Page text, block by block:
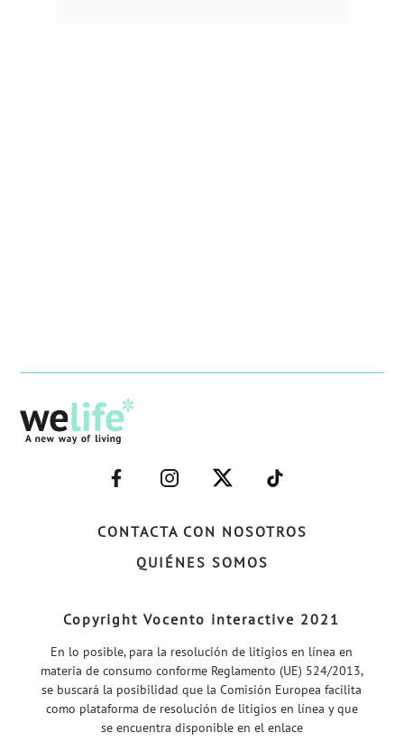
CONTACTA CON NOSOTROS
QUIÉNES SOMOS
–
FACEBOOK–
–
INSTAGRAM–
–
TWITTER–
–
WELIFE–
Copyright Vocento interactive 2021
En lo posible, para la resolución de litigios en línea en
materia de consumo conforme Reglamento (UE) 524/2013,
se buscará la posibilidad que la Comisión Europea facilita
como plataforma de resolución de litigios en línea y que
se encuentra disponible en el enlace